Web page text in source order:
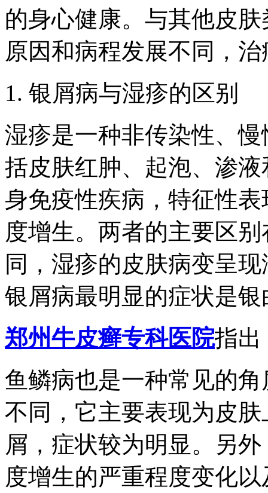
的身心健康。与其他皮
原因和病程发展不同，
1. 银屑病与湿疹的区别
湿疹是一种非传染性、
括皮肤红肿、起泡、渗
身免疫性疾病，特征性
度增生。两者的主要区
同，湿疹的皮肤病变呈
银屑病最明显的症状是
郑州牛皮癣专科医院指出
鱼鳞病也是一种常见的
不同，它主要表现为皮
屑，症状较为明显。另
度增生的严重程度变化